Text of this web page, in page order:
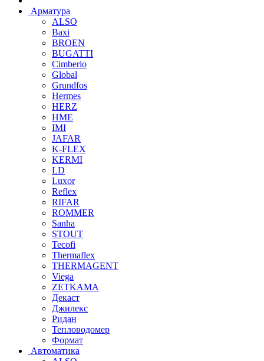
Арматура
ALSO
Baxi
BROEN
BUGATTI
Cimberio
Global
Grundfos
Hermes
HERZ
HME
IMI
JAFAR
K-FLEX
KERMI
LD
Luxor
Reflex
RIFAR
ROMMER
Sanha
STOUT
Tecofi
Thermaflex
THERMAGENT
Viega
ZETKAMA
Декаст
Джилекс
Ридан
Тепловодомер
Формат
Автоматика